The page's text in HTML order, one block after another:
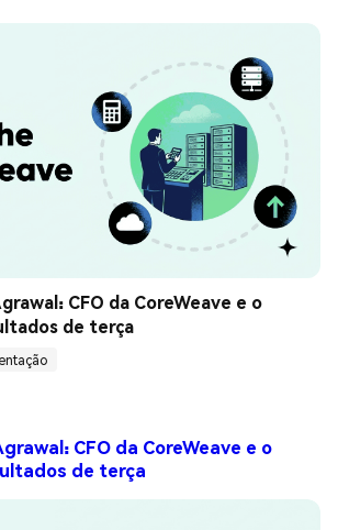
CFO da CoreWeave e o
de terça
CFO da CoreWeave e o
de terça